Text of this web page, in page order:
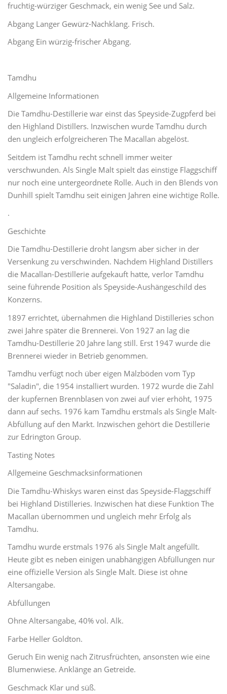
fruchtig-würziger Geschmack, ein wenig See und Salz.
Abgang Langer Gewürz-Nachklang. Frisch.
Abgang Ein würzig-frischer Abgang.
Tamdhu
Allgemeine Informationen
Die Tamdhu-Destillerie war einst das Speyside-Zugpferd bei
den Highland Distillers. Inzwischen wurde Tamdhu durch
den ungleich erfolgreicheren The Macallan abgelöst.
Seitdem ist Tamdhu recht schnell immer weiter
verschwunden. Als Single Malt spielt das einstige Flaggschiff
nur noch eine untergeordnete Rolle. Auch in den Blends von
Dunhill spielt Tamdhu seit einigen Jahren eine wichtige Rolle.
.
Geschichte
Die Tamdhu-Destillerie droht langsm aber sicher in der
Versenkung zu verschwinden. Nachdem Highland Distillers
die Macallan-Destillerie aufgekauft hatte, verlor Tamdhu
seine führende Position als Speyside-Aushängeschild des
Konzerns.
1897 errichtet, übernahmen die Highland Distilleries schon
zwei Jahre später die Brennerei. Von 1927 an lag die
Tamdhu-Destillerie 20 Jahre lang still. Erst 1947 wurde die
Brennerei wieder in Betrieb genommen.
Tamdhu verfügt noch über eigen Mälzböden vom Typ
"Saladin", die 1954 installiert wurden. 1972 wurde die Zahl
der kupfernen Brennblasen von zwei auf vier erhöht, 1975
dann auf sechs. 1976 kam Tamdhu erstmals als Single Malt-
Abfüllung auf den Markt. Inzwischen gehört die Destillerie
zur Edrington Group.
Tasting Notes
Allgemeine Geschmacksinformationen
Die Tamdhu-Whiskys waren einst das Speyside-Flaggschiff
bei Highland Distilleries. Inzwischen hat diese Funktion The
Macallan übernommen und ungleich mehr Erfolg als
Tamdhu.
Tamdhu wurde erstmals 1976 als Single Malt angefüllt.
Heute gibt es neben einigen unabhängigen Abfüllungen nur
eine offizielle Version als Single Malt. Diese ist ohne
Altersangabe.
Abfüllungen
Ohne Altersangabe, 40% vol. Alk.
Farbe Heller Goldton.
Geruch Ein wenig nach Zitrusfrüchten, ansonsten wie eine
Blumenwiese. Anklänge an Getreide.
Geschmack Klar und süß.